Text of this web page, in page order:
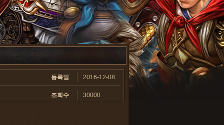
등록일 2016-12-08
조회수 30000